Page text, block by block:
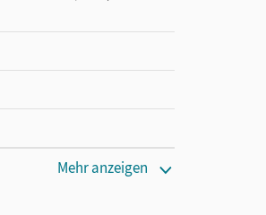
solange das
Mehr anzeigen